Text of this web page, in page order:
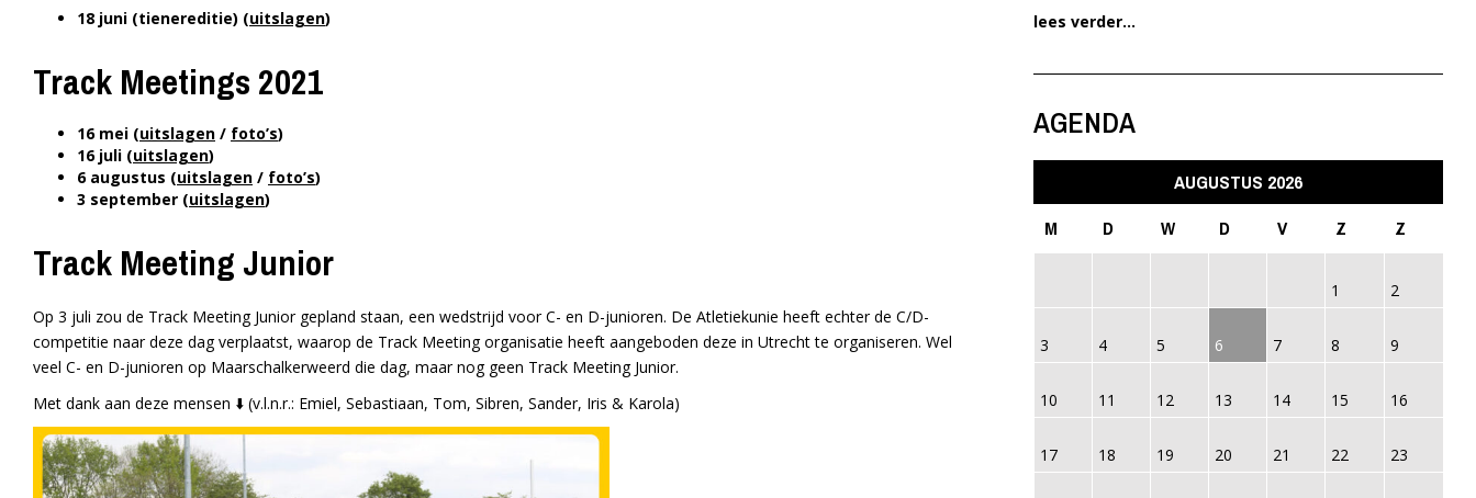
18 juni (tienereditie) (uitslagen)
Track Meetings 2021
16 mei (uitslagen / foto’s)
16 juli (uitslagen)
6 augustus (uitslagen / foto’s)
3 september (uitslagen)
Track Meeting Junior
Op 3 juli zou de Track Meeting Junior gepland staan, een wedstrijd voor C- en D-junioren. De Atletiekunie heeft echter de C/D-
competitie naar deze dag verplaatst, waarop de Track Meeting organisatie heeft aangeboden deze in Utrecht te organiseren. Wel
veel C- en D-junioren op Maarschalkerweerd die dag, maar nog geen Track Meeting Junior.
Met dank aan deze mensen ⬇️ (v.l.n.r.: Emiel, Sebastiaan, Tom, Sibren, Sander, Iris & Karola)
lees verder...
AGENDA
AUGUSTUS 2026
M
D W D V Z Z
1 2
3 4 5 6 7 8 9
10 11 12 13 14 15 16
17 18 19 20 21 22 23